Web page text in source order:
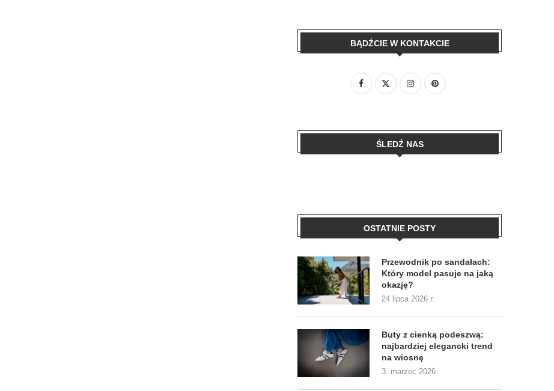
BĄDŹCIE W KONTAKCIE
ŚLEDŹ NAS
OSTATNIE POSTY
Przewodnik po sandałach:
Który model pasuje na jaką
okazję?
24 lipca 2026 r.
Buty z cienką podeszwą:
najbardziej elegancki trend
na wiosnę
3. marzec 2026